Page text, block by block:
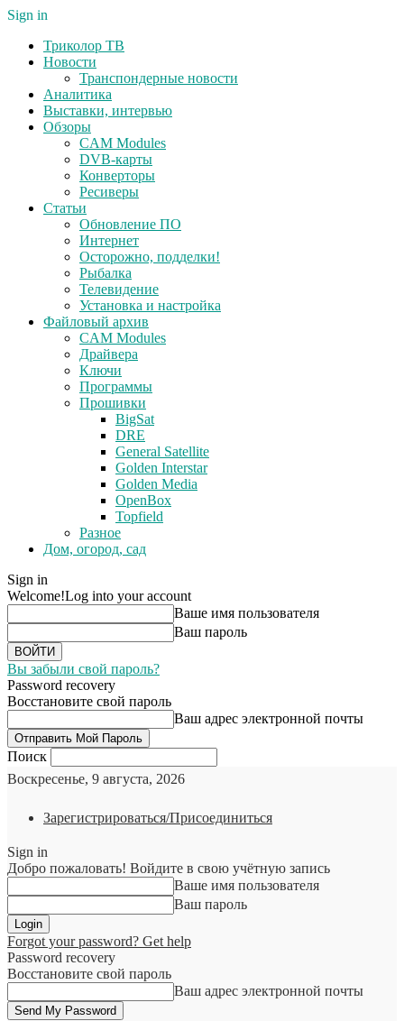
Sign in
Триколор ТВ
Новости
Транспондерные новости
Аналитика
Выставки, интервью
Обзоры
CAM Modules
DVB-карты
Конверторы
Ресиверы
Статьи
Обновление ПО
Интернет
Осторожно, подделки!
Рыбалка
Телевидение
Установка и настройка
Файловый архив
CAM Modules
Драйвера
Ключи
Программы
Прошивки
BigSat
DRE
General Satellite
Golden Interstar
Golden Media
OpenBox
Topfield
Разное
Дом, огород, сад
Sign in
Welcome!Log into your account
Ваше имя пользователя
Ваш пароль
Вы забыли свой пароль?
Password recovery
Восстановите свой пароль
Ваш адрес электронной почты
Поиск
Воскресенье, 9 августа, 2026
Зарегистрироваться/Присоединиться
Sign in
Добро пожаловать! Войдите в свою учётную запись
Ваше имя пользователя
Ваш пароль
Forgot your password? Get help
Password recovery
Восстановите свой пароль
Ваш адрес электронной почты